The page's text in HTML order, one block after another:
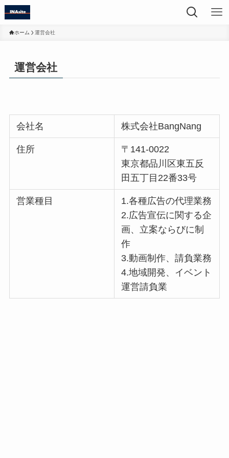
ホーム 運営会社
運営会社
会社名 株式会社BangNang
住所
〒141-0022
東京都品川区東五反
田五丁目22番33号
営業種目
1.各種広告の代理業務
2.広告宣伝に関する企
画、立案ならびに制
作
3.動画制作、請負業務
4.地域開発、イベント
運営請負業